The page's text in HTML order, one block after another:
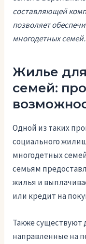
составляющей
позволяет
многодетных семей.
Жилье
семей:
Одной из таких
социального
многодетных
семьям
жилья и
или кредит на
Также существуют
направленные на